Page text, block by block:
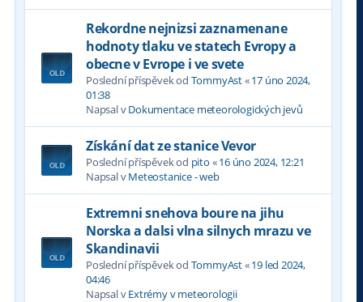
Rekordne nejnizsi zaznamenane
hodnoty tlaku ve statech Evropy a
obecne v Evrope i ve svete
Poslední příspěvek od TommyAst«17 úno 2024,
01:38
Napsal vDokumentace meteorologických jevů
Získání dat ze stanice Vevor
Poslední příspěvek od pito «16 úno 2024, 12:21
Napsal vMeteostanice - web
Extremni snehova boure na jihu
Norska a dalsi vlna silnych mrazu ve
Skandinavii
Poslední příspěvek od TommyAst«19 led 2024,
04:46
Napsal vExtrémy v meteorologii